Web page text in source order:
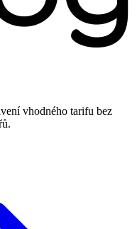
vhodného tarifu bez